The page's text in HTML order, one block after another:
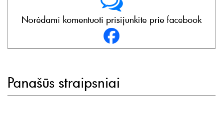
Norėdami komentuoti prisijunkite prie facebook
Panašūs straipsniai